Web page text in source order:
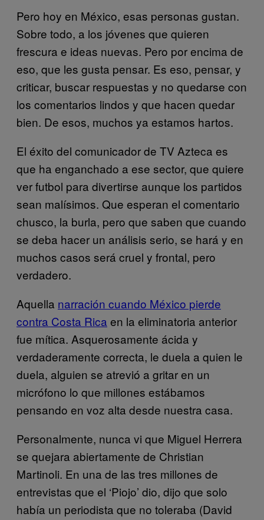
Pero hoy en México, esas personas gustan.
Sobre todo, a los jóvenes que quieren
frescura e ideas nuevas. Pero por encima de
eso, que les gusta pensar. Es eso, pensar, y
criticar, buscar respuestas y no quedarse con
los comentarios lindos y que hacen quedar
bien. De esos, muchos ya estamos hartos.
El éxito del comunicador de TV Azteca es
que ha enganchado a ese sector, que quiere
ver futbol para divertirse aunque los partidos
sean malísimos. Que esperan el comentario
chusco, la burla, pero que saben que cuando
se deba hacer un análisis serio, se hará y en
muchos casos será cruel y frontal, pero
verdadero.
Aquella narración cuando México pierde
contra Costa Rica en la eliminatoria anterior
fue mítica. Asquerosamente ácida y
verdaderamente correcta, le duela a quien le
duela, alguien se atrevió a gritar en un
micrófono lo que millones estábamos
pensando en voz alta desde nuestra casa.
Personalmente, nunca vi que Miguel Herrera
se quejara abiertamente de Christian
Martinoli. En una de las tres millones de
entrevistas que el ‘Piojo’ dio, dijo que solo
había un periodista que no toleraba (David